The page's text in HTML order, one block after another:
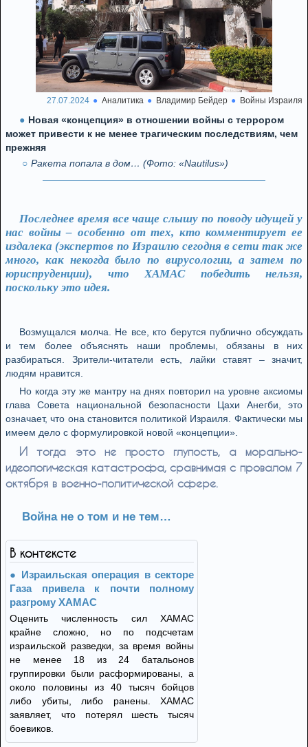
27.07.2024 Аналитика Владимир Бейдер Войны Израиля
Новая «концепция» в отношении войны с террором
может привести к не менее трагическим последствиям, чем
прежняя
Ракета попала в дом… (Фото: «Nautilus»)
Последнее время все чаще слышу по поводу идущей у
нас войны – особенно от тех, кто комментирует ее
издалека (экспертов по Израилю сегодня в сети так же
много, как некогда было по вирусологии, а затем по
юриспруденции), что ХАМАС победить нельзя,
поскольку это идея.
Возмущался молча. Не все, кто берутся публично обсуждать
и тем более объяснять наши проблемы, обязаны в них
разбираться. Зрители-читатели есть, лайки ставят – значит,
людям нравится.
Но когда эту же мантру на днях повторил на уровне аксиомы
глава Совета национальной безопасности Цахи Анегби, это
означает, что она становится политикой Израиля. Фактически мы
имеем дело с формулировкой новой «концепции».
И тогда это не просто глупость, а морально-
идеологическая катастрофа, сравнимая с провалом 7
октября в военно-политической сфере.
Война не о том и не тем…
В контексте
Израильская операция в секторе
Газа привела к почти полному
разгрому ХАМАС
Оценить численность сил ХАМАС
крайне сложно, но по подсчетам
израильской разведки, за время войны
не менее 18 из 24 батальонов
группировки были расформированы, а
около половины из 40 тысяч бойцов
либо убиты, либо ранены. ХАМАС
заявляет, что потерял шесть тысяч
боевиков.